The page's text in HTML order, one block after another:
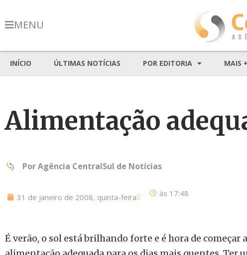
MENU
INÍCIO ÚLTIMAS NOTÍCIAS POR EDITORIA MAIS +
Alimentação
PorAgência CentralSul de Notícias
31 de janeiro de 2008, quinta-feira às 17:48
É verão, o sol está brilhando forte e é hora de começar